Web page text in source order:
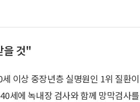
을 것"
이상 중장년층 실명원인 1위 질환이
세에 녹내장 검사와 함께 망막검사를